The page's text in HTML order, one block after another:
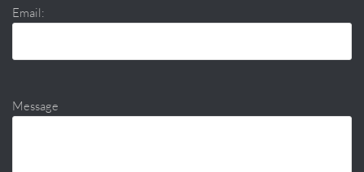
Email:
Message